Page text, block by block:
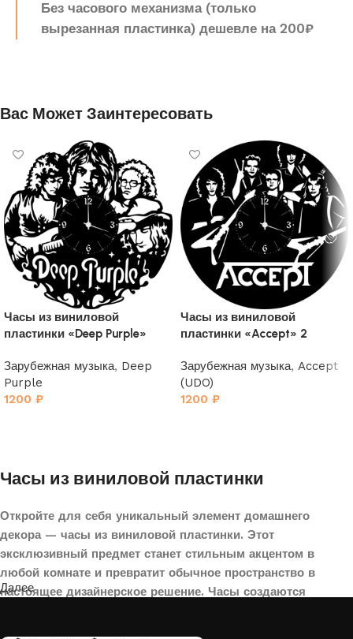
Без часового механизма (только
вырезанная пластинка) дешевле на 200₽
Вас Может Заинтересовать
Часы из виниловой
пластинки «Deep Purple»
Зарубежная музыка, Deep
Purple
1200 ₽
Часы из виниловой
пластинки «Accept» 2
Зарубежная музыка, Accept
(UDO)
1200 ₽
Часы из виниловой пластинки
Откройте для себя уникальный элемент домашнего
декора — часы из виниловой пластинки. Этот
эксклюзивный предмет станет стильным акцентом в
любой комнате и превратит обычное пространство в
настоящее дизайнерское решение. Часы создаются
Далее